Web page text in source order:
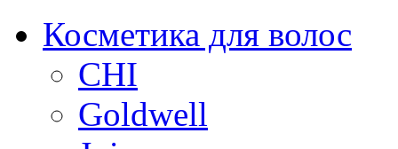
Косметика для волос
CHI
Goldwell